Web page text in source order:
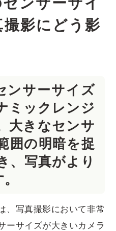
影にどう影
ンサーサイズ
ミックレンジ
大きなセンサ
囲の明暗を捉
、写真がより
、写真撮影において非常
ーサイズが大きいカメラ